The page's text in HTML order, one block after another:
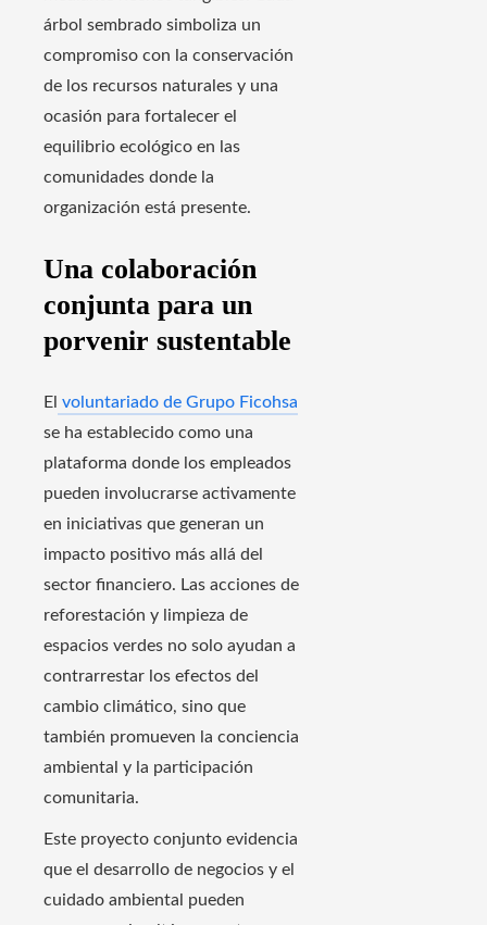
árbol sembrado simboliza un
compromiso con la conservación
de los recursos naturales y una
ocasión para fortalecer el
equilibrio ecológico en las
comunidades donde la
organización está presente.
Una colaboración
conjunta para un
porvenir sustentable
El voluntariado de Grupo Ficohsa
se ha establecido como una
plataforma donde los empleados
pueden involucrarse activamente
en iniciativas que generan un
impacto positivo más allá del
sector financiero. Las acciones de
reforestación y limpieza de
espacios verdes no solo ayudan a
contrarrestar los efectos del
cambio climático, sino que
también promueven la conciencia
ambiental y la participación
comunitaria.
Este proyecto conjunto evidencia
que el desarrollo de negocios y el
cuidado ambiental pueden